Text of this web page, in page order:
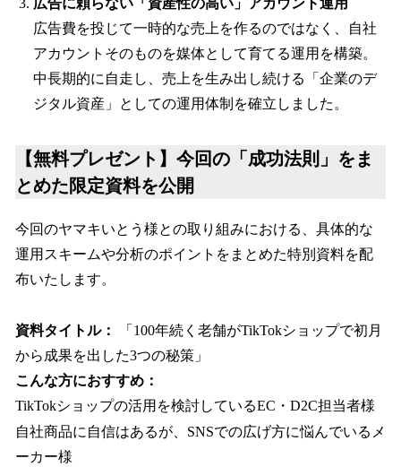
広告費を投じて一時的な売上を作るのではなく、自社
アカウントそのものを媒体として育てる運用を構築。
中長期的に自走し、売上を生み出し続ける「企業のデ
ジタル資産」としての運用体制を確立しました。
【無料プレゼント】今回の「成功法則」をま
とめた限定資料を公開
今回のヤマキいとう様との取り組みにおける、具体的な
運用スキームや分析のポイントをまとめた特別資料を配
布いたします。
資料タイトル：
「100年続く老舗がTikTokショップで初月
から成果を出した3つの秘策」
こんな方におすすめ：
TikTokショップの活用を検討しているEC・D2C担当者様
自社商品に自信はあるが、SNSでの広げ方に悩んでいるメ
ーカー様